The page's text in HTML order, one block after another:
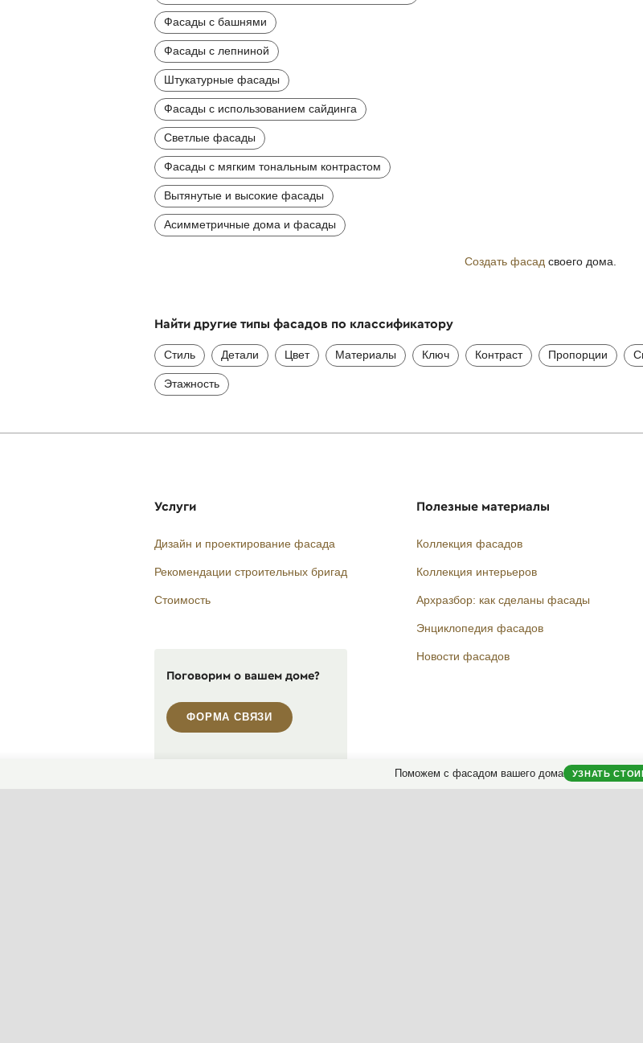
Фасады с башнями
Фасады с лепниной
Штукатурные фасады
Фасады с использованием сайдинга
Светлые фасады
Фасады с мягким тональным контрастом
Вытянутые и высокие фасады
Асимметричные дома и фасады
Создать фасад своего дома.
Найти другие типы фасадов по классификатору
Стиль Детали Цвет Материалы Ключ Контраст Пропорции
Этажность
Поможем с фасадом вашего дома УЗНАТЬ
Услуги
Дизайн и проектирование фасада
Рекомендации строительных бригад
Стоимость
Поговорим о вашем доме?
ФОРМА СВЯЗИ
Полезные материалы
Коллекция фасадов
Коллекция интерьеров
Архразбор: как сделаны фасады
Энциклопедия фасадов
Новости фасадов